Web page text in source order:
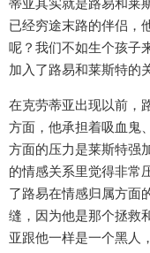
已经穷途末路的伴侣，
呢？我们不如生个孩子
加入了路易和莱斯特的
在克劳蒂亚出现以前，
方面，他承担着吸血鬼
方面的压力是莱斯特强
的情感关系里觉得非常
了路易在情感归属方面
缝，因为他是那个拯救
亚跟他一样是一个黑人